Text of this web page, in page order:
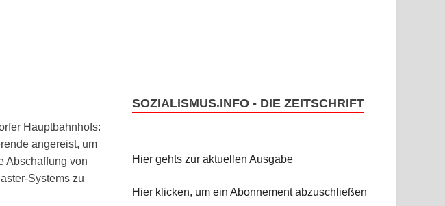
Hauptbahnhofs:
angereist, um
Abschaffung von
Systems zu
SOZIALISMUS.INFO - DIE ZEITSCHRIFT
Hier gehts zur aktuellen Ausgabe
Hier klicken, um ein Abonnement abzuschließen